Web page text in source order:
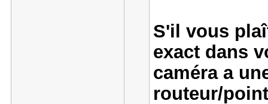
S'il vous
exact dans
caméra a
routeur/